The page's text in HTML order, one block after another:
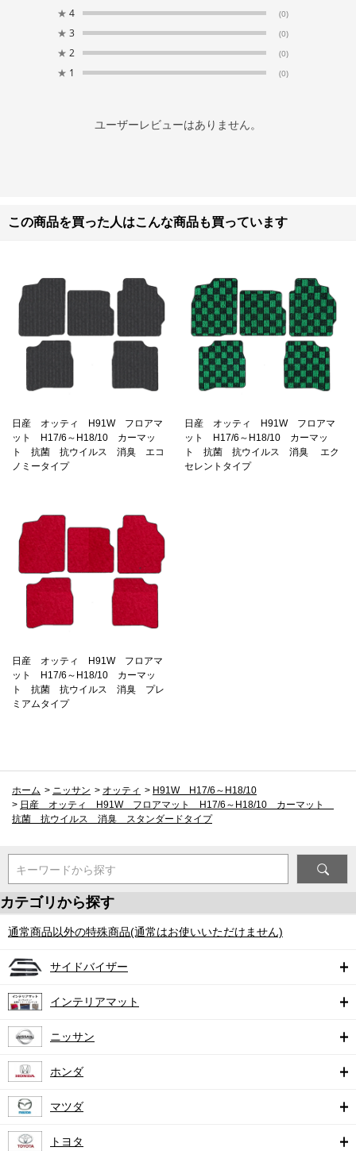
★ 4 (0)
★ 3 (0)
★ 2 (0)
★ 1 (0)
ユーザーレビューはありません。
この商品を買った人はこんな商品も買っています
日産 オッティ H91W フロアマ
ット H17/6～H18/10 カーマッ
ト 抗菌 抗ウイルス 消臭 エコ
ノミータイプ
日産 オッティ H91W フロアマ
ット H17/6～H18/10 カーマッ
ト 抗菌 抗ウイルス 消臭 エク
セレントタイプ
日産 オッティ H91W フロアマ
ット H17/6～H18/10 カーマッ
ト 抗菌 抗ウイルス 消臭 プレ
ミアムタイプ
ホーム > ニッサン > オッティ > H91W H17/6～H18/10
> 日産 オッティ H91W フロアマット H17/6～H18/10 カーマット
抗菌 抗ウイルス 消臭 スタンダードタイプ
キーワードから探す
カテゴリから探す
通常商品以外の特殊商品(通常はお使いいただけません)
サイドバイザー
インテリアマット
ニッサン
ホンダ
マツダ
トヨタ